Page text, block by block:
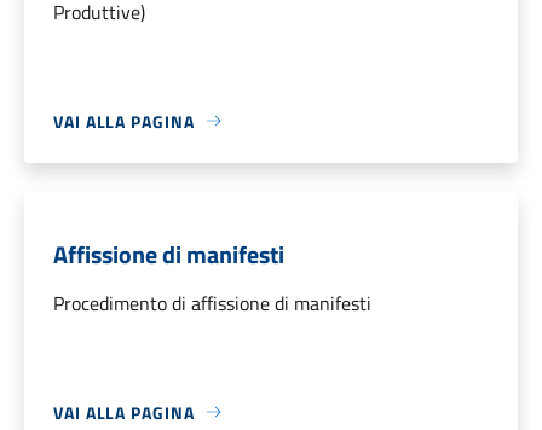
Produttive)
VAI ALLA PAGINA
Affissione di manifesti
Procedimento di affissione di manifesti
VAI ALLA PAGINA